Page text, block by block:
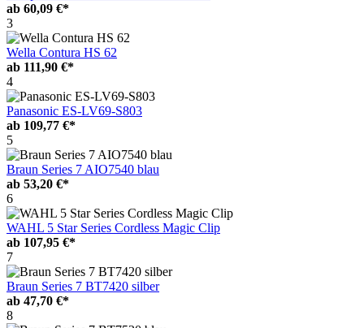
ab 60,09 €*
3
Wella Contura HS 62
ab 111,90 €*
4
Panasonic ES-LV69-S803
ab 109,77 €*
5
Braun Series 7 AIO7540 blau
ab 53,20 €*
6
WAHL 5 Star Series Cordless Magic Clip
ab 107,95 €*
7
Braun Series 7 BT7420 silber
ab 47,70 €*
8